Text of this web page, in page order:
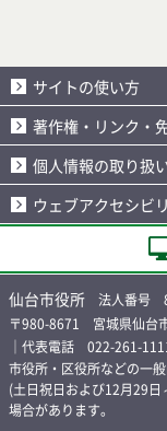
サイトの使い方
著作権・リンク・
個人情報の取り扱
ウェブアクセシビ
仙台市役所 法人番号
〒980-8671 宮城県仙台
｜代表電話 022-261-
市役所・区役所などの一
(土日祝日および12月29
場合があります。